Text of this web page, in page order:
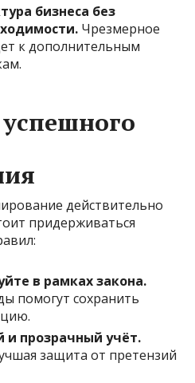
бизнеса без
Чрезмерное
к дополнительным
действительно
придерживаться
в рамках закона.
помогут сохранить
и прозрачный учёт.
защита от претензий